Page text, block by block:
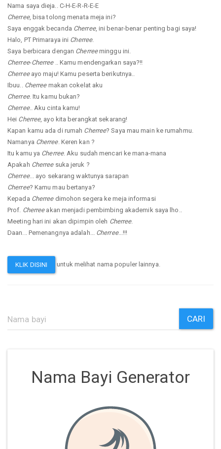
Nama saya dieja.. C-H-E-R-R-E-E
Cherree, bisa tolong menata meja ini?
Saya enggak becanda Cherree, ini benar-benar penting bagi saya!
Halo, PT Primaraya ini Cherree.
Saya berbicara dengan Cherreeminggu ini.
Cherree-Cherree.. Kamu mendengarkan saya?!!
Cherreeayo maju! Kamu peserta berikutnya..
Ibuu.. Cherreemakan cokelat aku
Cherree. Itu kamu bukan?
Cherree.. Aku cinta kamu!
Hei Cherree, ayo kita berangkat sekarang!
Kapan kamu ada di rumah Cherree? Saya mau main ke rumahmu.
Namanya Cherree. Keren kan ?
Itu kamu ya Cherree. Aku sudah mencari ke mana-mana
Apakah Cherreesuka jeruk ?
Cherree... ayo sekarang waktunya sarapan
Cherree? Kamu mau bertanya?
Kepada Cherreedimohon segera ke meja informasi
Prof. Cherreeakan menjadi pembimbing akademik saya lho..
Meeting hari ini akan dipimpin oleh Cherree.
Daan... Pemenangnya adalah... Cherree...!!!
KLIK DISINI untuk melihat nama populer lainnya.
CARI
Nama Bayi Generator